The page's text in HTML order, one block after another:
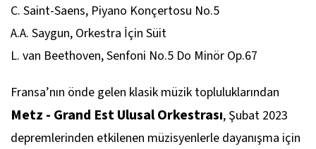
C. Saint-Saens, Piyano Konçertosu No.5
A.A. Saygun, Orkestra İçin Süit
L. van Beethoven, Senfoni No.5 Do Minör Op.67
Fransa’nın önde gelen klasik müzik topluluklarından
Metz - Grand Est Ulusal Orkestrası, Şubat 2023
depremlerinden etkilenen müzisyenlerle dayanışma için